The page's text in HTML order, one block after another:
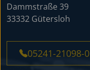
Dammstraße 39
33332 Gütersloh
05241-21098-0